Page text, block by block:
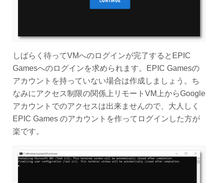
しばらく待ってVMへのログインが完了するとEPIC
Gamesへのログインを求められます。EPIC Gamesの
アカウントを持っていない場合は作成しましょう。ち
なみにアクセス制限の関係上リモートVM上からGoogle
アカウントでのアクセスは出来ませんので、大人しく
EPIC Games のアカウントを作ってログインした方が
楽です。